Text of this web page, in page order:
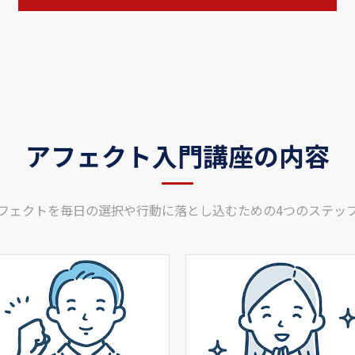
アフェクト入門講座の内容
ェクトを毎日の選択や行動に落とし込むための4つのステッ